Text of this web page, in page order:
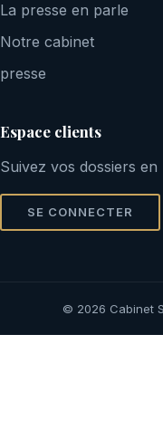
La presse en parle
Notre cabinet
presse
Espace clients
Suivez vos dossiers
SE CONNECTER
© 2026 Cabinet